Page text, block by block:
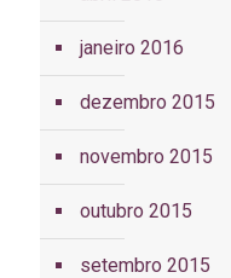
janeiro 2016
dezembro 2015
novembro 2015
outubro 2015
setembro 2015